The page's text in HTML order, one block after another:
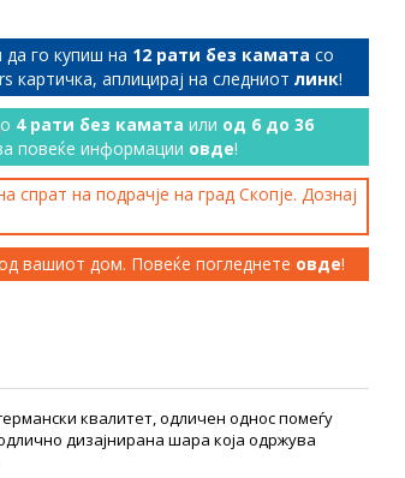
го купиш на 12 рати без камата со
картичка, аплицирај на следниот линк!
4 рати без камата или од 6 до 36
повеќе информации овде!
спрат на подрачје на град Скопје. Дознај
вашиот дом. Повеќе погледнете овде!
квалитет, одличен однос помеѓу
дизајнирана шара која одржува